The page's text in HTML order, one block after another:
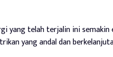
yang telah terjalin ini
yang andal dan